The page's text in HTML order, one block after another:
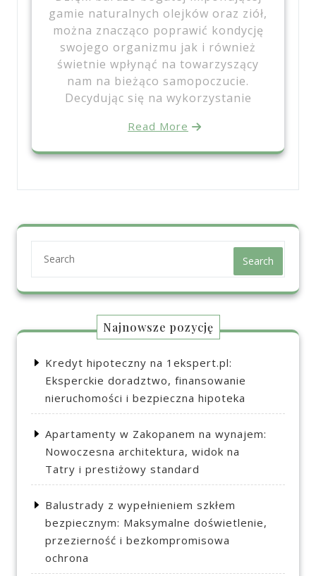
gamie naturalnych olejków oraz ziół,
można znacząco poprawić kondycję
swojego organizmu jak i również
świetnie wpłynąć na towarzyszący
nam na bieżąco samopoczucie.
Decydując się na wykorzystanie
Read More
Search
Najnowsze pozycję
Kredyt hipoteczny na 1ekspert.pl:
Eksperckie doradztwo, finansowanie
nieruchomości i bezpieczna hipoteka
Apartamenty w Zakopanem na wynajem:
Nowoczesna architektura, widok na
Tatry i prestiżowy standard
Balustrady z wypełnieniem szkłem
bezpiecznym: Maksymalne doświetlenie,
przezierność i bezkompromisowa
ochrona